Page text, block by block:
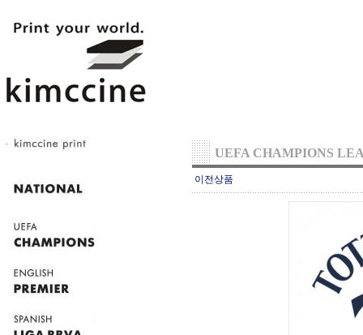
UEFA CHAMPIONS
이전상품